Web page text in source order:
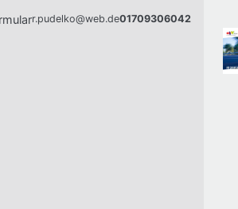
r.pudelko@web.de01709306042